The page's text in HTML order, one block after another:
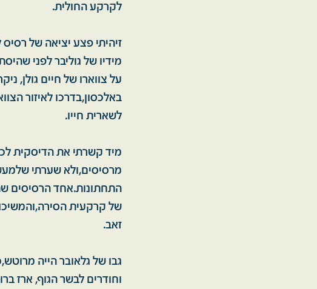
לקרקע החולית.
זיהיתי פצע יציאה של
מידיו של גוליבר לפני
על צווארו של חיים גולן,
באלכסון,בדרכו לאיזור
לשארית חייו.
מיד קשרתי את הדיסקית
מרסיסים,ולא שערתי
התחתונות.אחד הרסיסים
של קרקעית הסירה,והמשיכו
זאב.
גבו של גלאובר הייה
וחודרים לבשר הגוף, ארז